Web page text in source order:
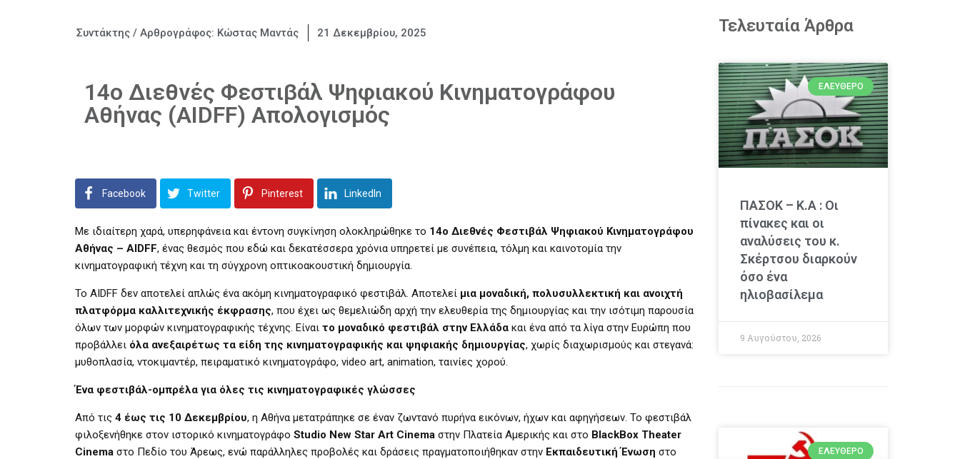
Συντάκτης / Αρθρογράφος: Κώστας Μαντάς 21 Δεκεμβρίου, 2025
14ο Διεθνές Φεστιβάλ Ψηφιακού Κινηματογράφου
Αθήνας (AIDFF) Απολογισμός
Facebook Twitter Pinterest LinkedIn
Με ιδιαίτερη χαρά, υπερηφάνεια και έντονη συγκίνηση ολοκληρώθηκε το 14ο Διεθνές Φεστιβάλ Ψηφιακού Κινηματογράφου
Αθήνας – AIDFF, ένας θεσμός που εδώ και δεκατέσσερα χρόνια υπηρετεί με συνέπεια, τόλμη και καινοτομία την
κινηματογραφική τέχνη και τη σύγχρονη οπτικοακουστική δημιουργία.
Το AIDFF δεν αποτελεί απλώς ένα ακόμη κινηματογραφικό φεστιβάλ. Αποτελεί μια μοναδική, πολυσυλλεκτική και ανοιχτή
πλατφόρμα καλλιτεχνικής έκφρασης, που έχει ως θεμελιώδη αρχή την ελευθερία της δημιουργίας και την ισότιμη παρουσία
όλων των μορφών κινηματογραφικής τέχνης. Είναι το μοναδικό φεστιβάλ στην Ελλάδα και ένα από τα λίγα στην Ευρώπη που
προβάλλει όλα ανεξαιρέτως τα είδη της κινηματογραφικής και ψηφιακής δημιουργίας, χωρίς διαχωρισμούς και στεγανά:
μυθοπλασία, ντοκιμαντέρ, πειραματικό κινηματογράφο, video art, animation, ταινίες χορού.
Ένα φεστιβάλ-ομπρέλα για όλες τις κινηματογραφικές γλώσσες
Από τις 4 έως τις 10 Δεκεμβρίου, η Αθήνα μετατράπηκε σε έναν ζωντανό πυρήνα εικόνων, ήχων και αφηγήσεων. Το φεστιβάλ
φιλοξενήθηκε στον ιστορικό κινηματογράφο Studio New Star Art Cinema στην Πλατεία Αμερικής και στο BlackBox Theater
Cinema στο Πεδίο του Άρεως, ενώ παράλληλες προβολές και δράσεις πραγματοποιήθηκαν στην Εκπαιδευτική Ένωση στο
Τελευταία Άρθρα
ΕΛΕΎΘΕΡΟ
ΠΑΣΟΚ – Κ.Α : Οι
πίνακες και οι
αναλύσεις του κ.
Σκέρτσου διαρκούν
όσο ένα
ηλιοβασίλεμα
9 Αυγούστου, 2026
ΕΛΕΎΘΕΡΟ